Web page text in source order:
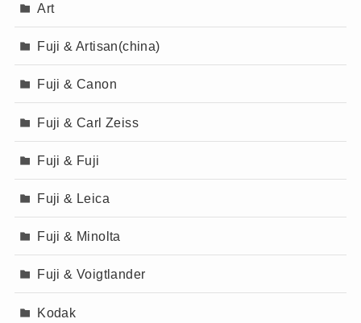
Art
Fuji & Artisan(china)
Fuji & Canon
Fuji & Carl Zeiss
Fuji & Fuji
Fuji & Leica
Fuji & Minolta
Fuji & Voigtlander
Kodak